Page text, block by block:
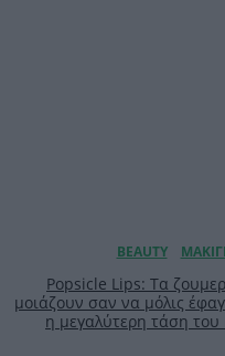
Popsicle Lips: Τα
μοιάζουν σαν να μόλις
η μεγαλύτερη τάση του